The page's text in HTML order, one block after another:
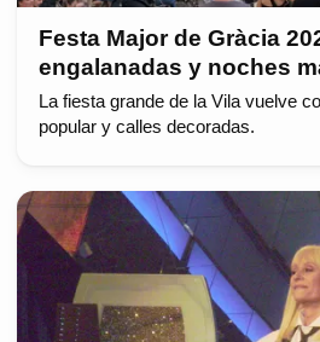
Festa Major de Gràcia
engalanadas y noches
La fiesta grande de la Vila vuelve
popular y calles decoradas.